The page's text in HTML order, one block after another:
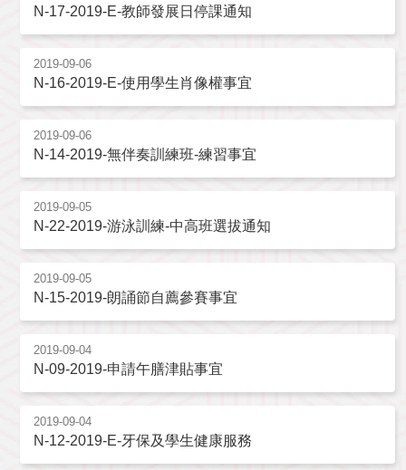
N-17-2019-E-教師發展日停課通知
2019-09-06
N-16-2019-E-使用學生肖像權事宜
2019-09-06
N-14-2019-無伴奏訓練班-練習事宜
2019-09-05
N-22-2019-游泳訓練-中高班選拔通知
2019-09-05
N-15-2019-朗誦節自薦參賽事宜
2019-09-04
N-09-2019-申請午膳津貼事宜
2019-09-04
N-12-2019-E-牙保及學生健康服務